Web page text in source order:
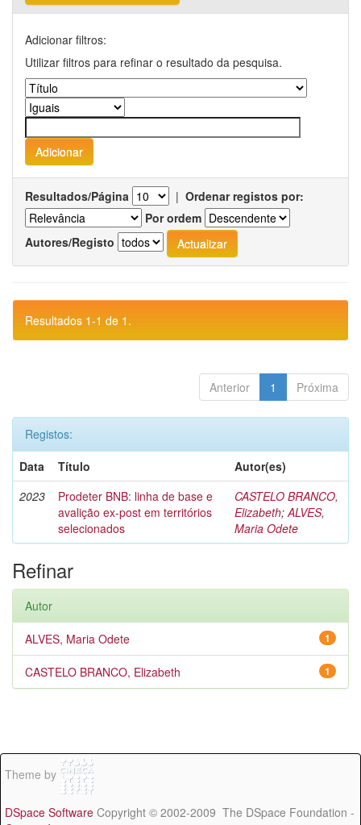
Adicionar filtros:
Utilizar filtros para refinar o resultado da pesquisa.
Resultados/Página | Ordenar registos por:
Por ordem
Autores/Registo
Resultados 1-1 de 1.
Anterior 1 Próxima
Registos:
Data
Título
Autor(es)
2023
Prodeter BNB: linha de base e
avalição ex-post em territórios
selecionados
CASTELO BRANCO,
Elizabeth;ALVES,
Maria Odete
Refinar
Autor
1
ALVES, Maria Odete
1
CASTELO BRANCO, Elizabeth
Theme by
DSpace Software Copyright © 2002-2009 The DSpace Foundation -